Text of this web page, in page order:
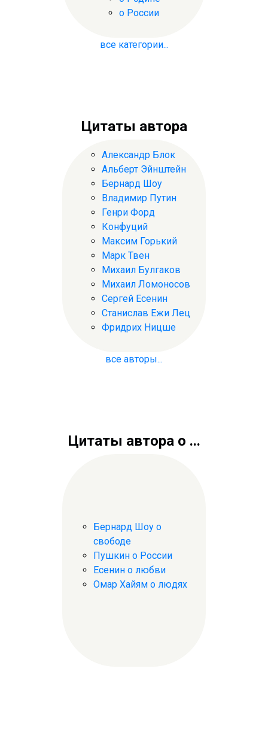
о России
все категории...
Цитаты автора
Александр Блок
Альберт Эйнштейн
Бернард Шоу
Владимир Путин
Генри Форд
Конфуций
Максим Горький
Марк Твен
Михаил Булгаков
Михаил Ломоносов
Сергей Есенин
Станислав Ежи Лец
Фридрих Ницше
все авторы...
Цитаты автора о ...
Бернард Шоу о
свободе
Пушкин о России
Есенин о любви
Омар Хайям о людях